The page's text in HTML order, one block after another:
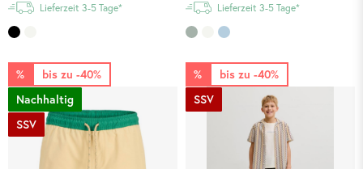
Lieferzeit 3-5 Tage* Lieferzeit 3-5 Tage*
bis zu -40%
%
Nachhaltig
SSV
bis zu -40%
%
SSV